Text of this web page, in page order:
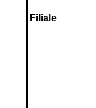
Filiale